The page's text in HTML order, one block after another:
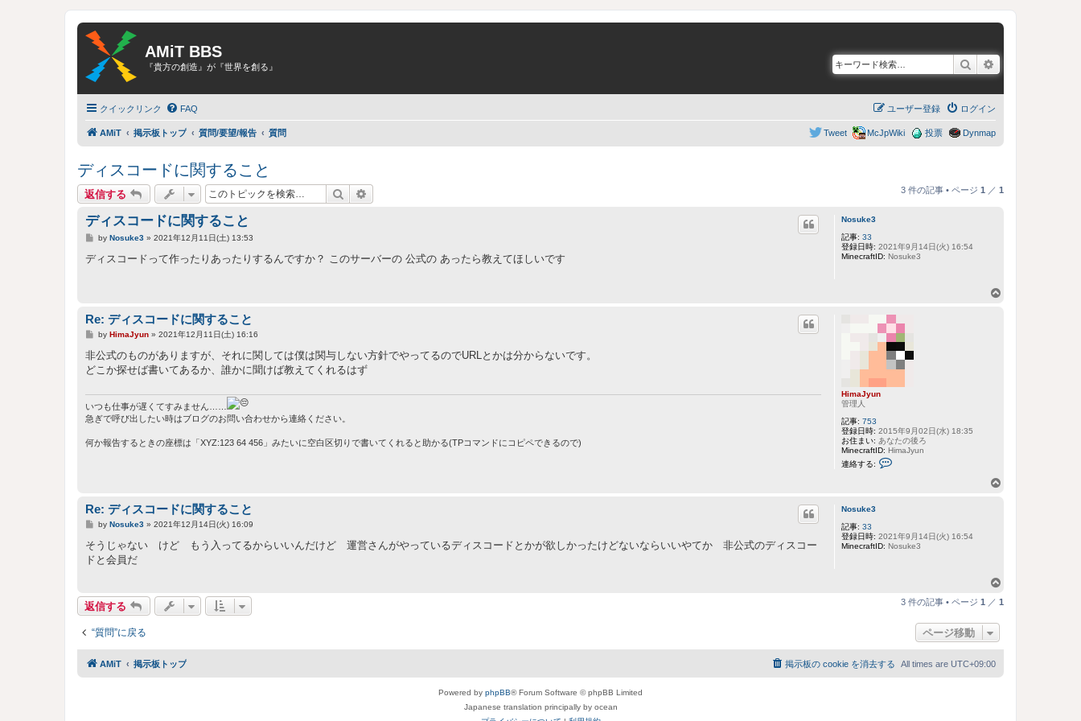
AMiT BBS
『貴方の創造』が『世界を創る』 検索
クイックリンク FAQ ログイン
ユーザー登録
AMiT 掲示板トップ 質問/要望/報告 質問 Dynmap
投票
McJpWiki
Tweet
ディスコードに関すること
返信する 検索 3 件の記事 • ページ 1 ／ 1
Nosuke3
記事: 33
登録日時: 2021年9月14日(火) 16:54
MinecraftID: Nosuke3
ディスコードに関すること
投
記
事
by Nosuke3» 2021年12月11日(土) 13:53
ディスコードって作ったりあったりするんですか？ このサーバーの 公式の あったら教えてほしいです
HimaJyun
管理人
記事: 753
登録日時: 2015年9月02日(水) 18:35
お住まい: あなたの後ろ
MinecraftID: HimaJyun
連絡する:
に
連
Re: ディスコードに関すること
投
記
事
by HimaJyun» 2021年12月11日(土) 16:16
非公式のものがありますが、それに関しては僕は関与しない方針でやってるのでURLとかは分からないです。
どこか探せば書いてあるか、誰かに聞けば教えてくれるはず
いつも仕事が遅くてすみません……
急ぎで呼び出したい時はブログのお問い合わせから連絡ください。
何か報告するときの座標は「XYZ:123 64 456」みたいに空白区切りで書いてくれると助かる(TPコマンドにコピペできるので)
Nosuke3
記事: 33
登録日時: 2021年9月14日(火) 16:54
MinecraftID: Nosuke3
Re: ディスコードに関すること
投
記
事
by Nosuke3» 2021年12月14日(火) 16:09
そうじゃない けど もう入ってるからいいんだけど 運営さんがやっているディスコードとかが欲しかったけどないならいいやてか 非公式のディスコー
ドと会員だ
プ
返信する 3 件の記事 • ページ 1 ／ 1
“質問”に戻る ページ移動
AMiT 掲示板トップ All times are UTC+09:00
掲示板の cookie を消去する
Powered by phpBB® Forum Software © phpBB Limited
Japanese translation principally by ocean